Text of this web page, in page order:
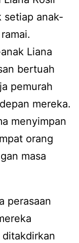
setiap anak-
Liana
bertuah
pemurah
mereka.
menyimpan
orang
masa
perasaan